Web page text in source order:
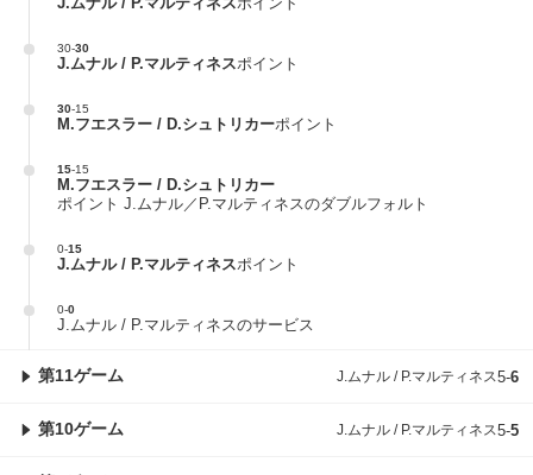
30-30
J.ムナル / P.マルティネスポイント
30-15
M.フエスラー / D.シュトリカーポイント
15-15
M.フエスラー / D.シュトリカー
ポイント J.ムナル／P.マルティネスのダブルフォルト
0-15
J.ムナル / P.マルティネスポイント
0-0
J.ムナル / P.マルティネスのサービス
第11ゲーム J.ムナル / P.マルティネス5-6
第10ゲーム J.ムナル / P.マルティネス5-5